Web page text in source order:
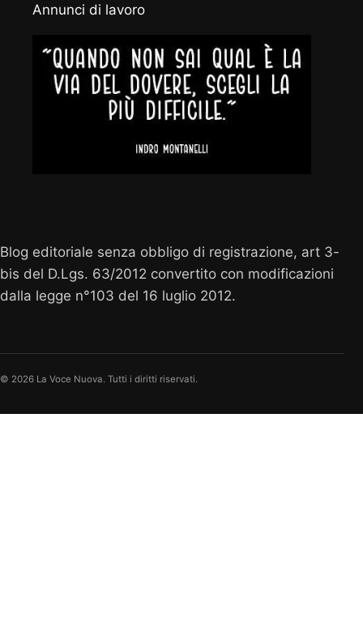
Annunci di lavoro
Blog editoriale senza obbligo di registrazione, art 3-
bis del D.Lgs. 63/2012 convertito con modificazioni
dalla legge n°103 del 16 luglio 2012.
© 2026 La Voce Nuova. Tutti i diritti riservati.